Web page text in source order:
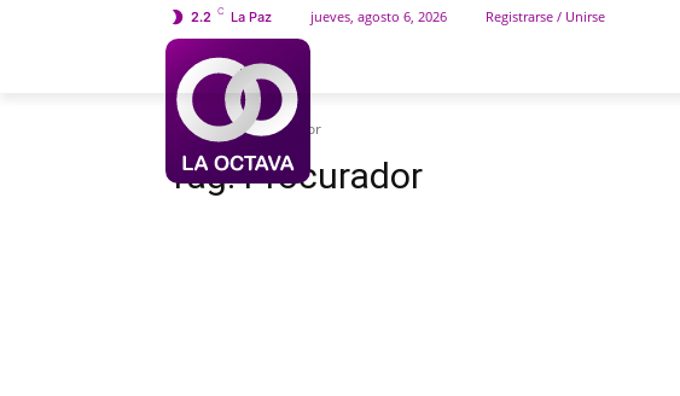
2.2 C La Paz jueves, agosto 6, 2026 Registrarse / Unirse
Etiquetas Procurador
Tag:Procurador